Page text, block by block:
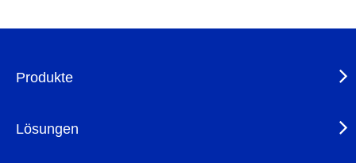
Produkte
Lösungen